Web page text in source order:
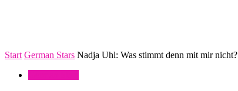
Start German Stars Nadja Uhl: Was stimmt denn mit mir nicht?